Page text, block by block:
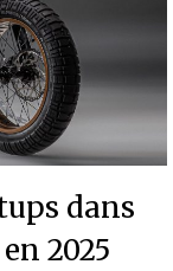
dans
2025